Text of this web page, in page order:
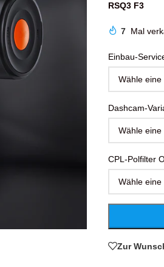
RSQ3 F3
7 Mal
Einbau-
Dashcam-
CPL-Polfilter
Zur